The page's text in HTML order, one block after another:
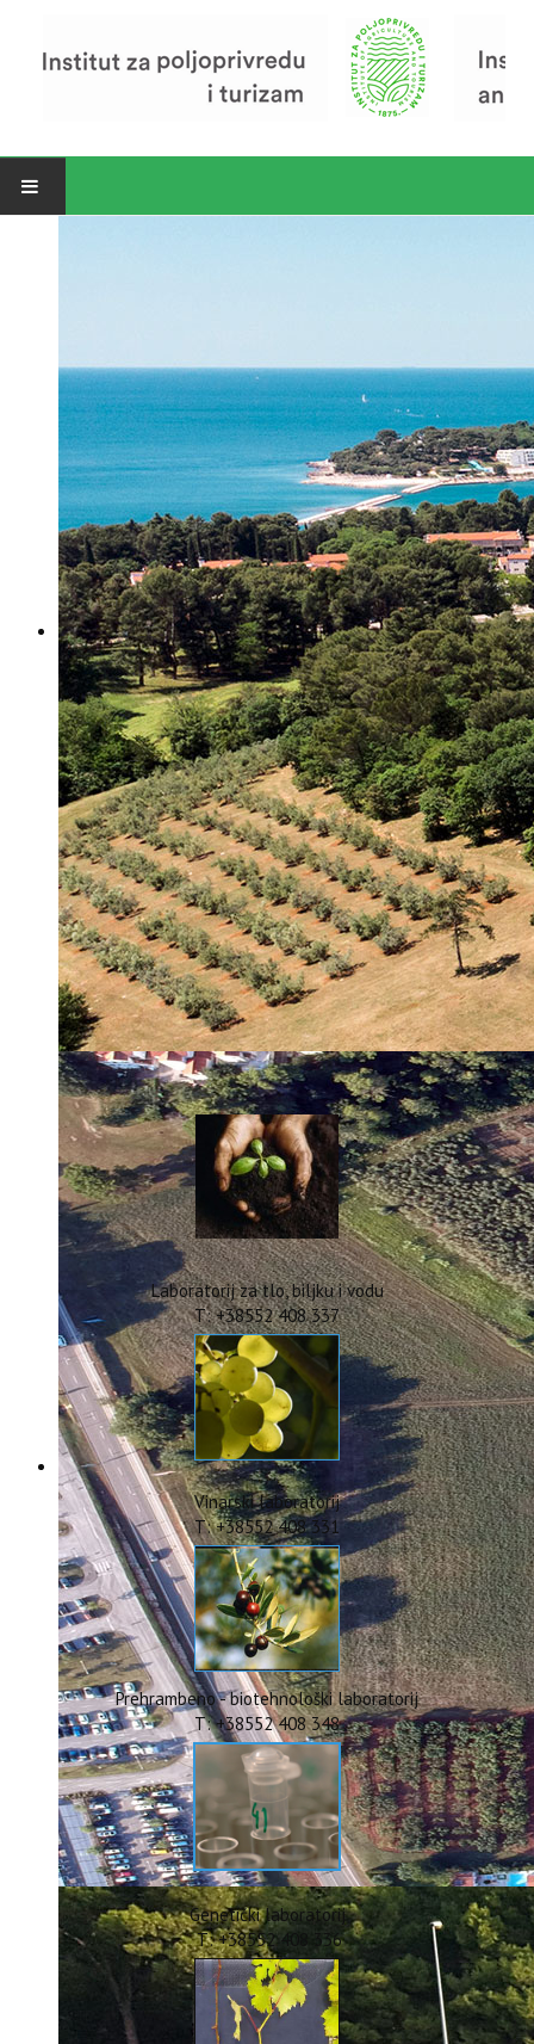
Zavod za poljoprivredu i prehranu
Zavod za ekonomiku i razvoj poljoprivrede
Zavod za turizam
Pokusno poljoprivredno imanje
Zaposlenici
Euraxess
Misija i vizija
Upravno Vijeće
Rad Upravnog vijeća
Znanstveno Vijeće
Rad Znanstvenog vijeća
Etičko povjerenstvo
Etički kodeks
Financiranje
Proračun
Potpore
PROGRAMSKO FINANCIRANJE
Izvještavanje po uredbi
Projekti Instituta
Dialogue4Tourism
REVIVE
WASTEREDUCE
MITOMED+
WINTERMED
CASTWATER
INHERIT
CONSUMLESS PLUS
IstraOILFest
ARHIVA PROJEKATA
IstraECOinclusive
Izdavačka djelatnost
Izbor u znanstvena zvanja
Dokumenti
Statut
Strategija
CIP
Pravo na pristup informacijama
Zaštita osobnih podataka
Godišnji izvještaj
Javna nabava
Natječaji za radna mjesta
Zakonodavni okvir
Akti Instituta
Linkovi
Kontakt
webmail
Popularizacija znanosti
ERASMUS+
HyPro4ST
DIGIAGRI
GreenTea
CIRCOLIVE
Laboratorij za tlo, biljku i vodu
T: +38552 408 337
Vinarski laboratorij
T: +38552 408 331
Prehrambeno - biotehnološki laboratorij
T: +38552 408 348
Genetički laboratorij
T: +38552 408 336